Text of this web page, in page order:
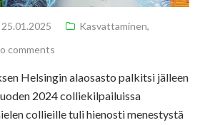
25.01.2025 Kasvattaminen,
comments
Helsingin alaosasto palkitsi jälleen
2024 colliekilpailuissa
collieille tuli hienosti menestystä